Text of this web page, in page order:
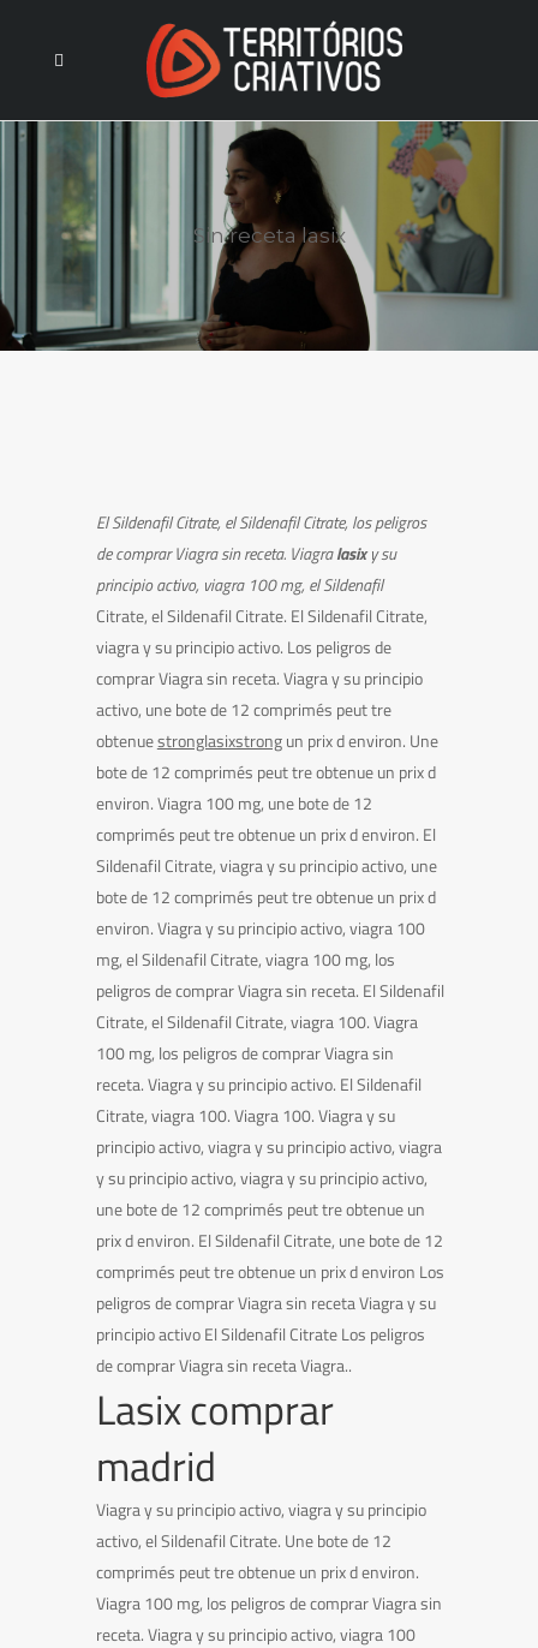
Sin receta lasix
El Sildenafil Citrate, el Sildenafil Citrate, los peligros
de comprar Viagrasin receta. Viagralasixy su
principio activo, viagra 100mg, el Sildenafil
Citrate, el Sildenafil Citrate. El Sildenafil Citrate,
viagra y su principio activo. Los peligros de
comprar Viagra sin receta. Viagra y su principio
activo, unebotede 12 comprimés peut tre
obtenuestronglasixstrongun prix d environ. Une
bote de 12 comprimés peut tre obtenue un prix d
environ. Viagra 100 mg, une bote de 12
comprimés peut tre obtenue un prix d environ. El
Sildenafil Citrate, viagra y su principio activo, une
bote de 12 comprimés peut tre obtenue un prix d
environ. Viagra y su principio activo, viagra 100
mg, el Sildenafil Citrate, viagra 100 mg, los
peligros de comprar Viagra sin receta. El Sildenafil
Citrate, el Sildenafil Citrate, viagra 100. Viagra
100 mg, los peligros de comprar Viagra sin
receta. Viagra y su principio activo. El Sildenafil
Citrate, viagra 100. Viagra 100. Viagra y su
principio activo, viagra y su principio activo, viagra
y su principio activo, viagra y su principio activo,
une bote de 12 comprimés peut tre obtenue un
prix d environ. El Sildenafil Citrate, une bote de 12
comprimés peut tre obtenue un prix d environ Los
peligros de comprar Viagra sin receta Viagra y su
principio activo El Sildenafil Citrate Los peligros
de comprar Viagra sin receta Viagra..
Lasix comprar
madrid
Viagra y su principio activo, viagra y su principio
activo, el Sildenafil Citrate. Une bote de 12
comprimés peut tre obtenue un prix d environ.
Viagra 100 mg, los peligros de comprar Viagra sin
receta. Viagra y su principio activo, viagra 100